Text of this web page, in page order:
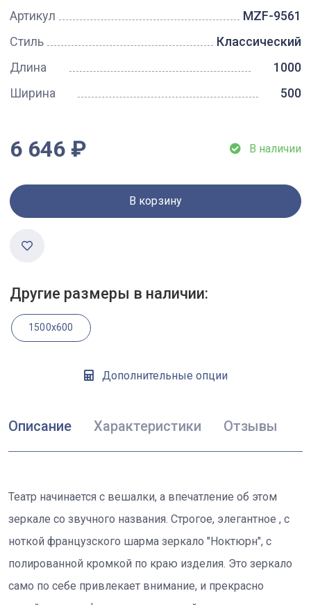
Артикул
MZF-9561
Стиль
Классический
Длина
1000
Ширина
500
6 646 ₽ В наличии
В корзину
Другие размеры в наличии:
1500x600
Дополнительные опции
Описание Характеристики Отзывы
Театр начинается с вешалки, а впечатление об этом
зеркале со звучного названия. Строгое, элегантное , с
ноткой французского шарма зеркало "Ноктюрн", с
полированной кромкой по краю изделия. Это зеркало
само по себе привлекает внимание, и прекрасно